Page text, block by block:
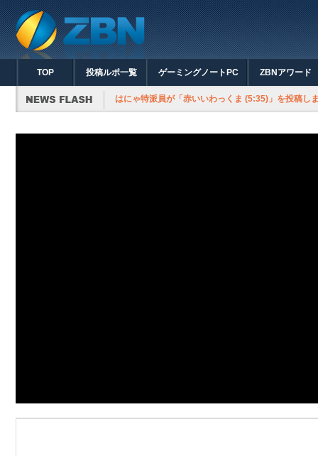
TOP 投稿ルポ一覧 ゲーミングノートPC ZBNアワード
はにゃ特派員が「赤いいわっくま (5:35)」を投稿し